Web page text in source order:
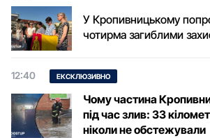
У Кропивницькому
чотирма загиблими
12:40 ЕКСКЛЮЗИВНО
Чому частина
під час злив: 33
ніколи не обстежували